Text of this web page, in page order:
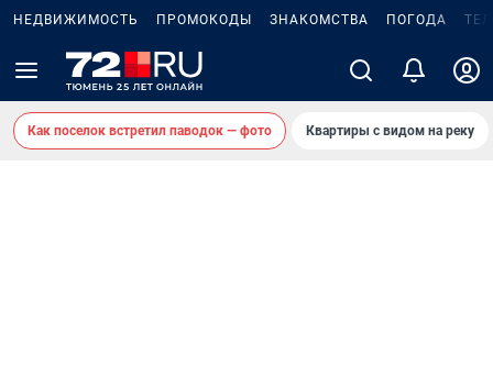
НЕДВИЖИМОСТЬ ПРОМОКОДЫ ЗНАКОМСТВА ПОГОДА
Как поселок встретил паводок — фото Квартиры с видом на реку